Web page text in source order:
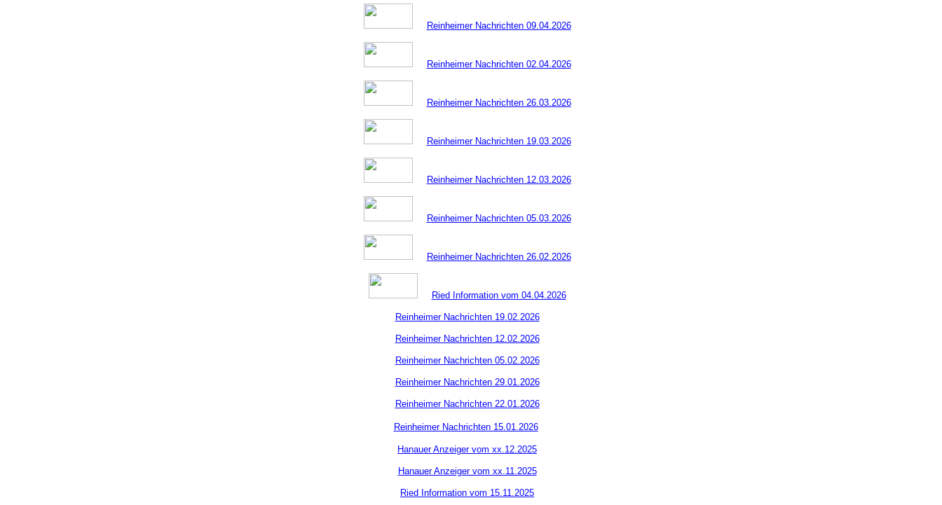
Reinheimer Nachrichten 09.04.2026
Reinheimer Nachrichten 02.04.2026
Reinheimer Nachrichten 26.03.2026
Reinheimer Nachrichten 19.03.2026
Reinheimer Nachrichten 12.03.2026
Reinheimer Nachrichten 05.03.2026
Reinheimer Nachrichten 26.02.2026
Ried Information vom 04.04.2026
Reinheimer Nachrichten 19.02.2026
Reinheimer Nachrichten 12.02.2026
Reinheimer Nachrichten 05.02.2026
Reinheimer Nachrichten 29.01.2026
Reinheimer Nachrichten 22.01.2026
Reinheimer Nachrichten 15.01.2026
Hanauer Anzeiger vom xx.12.2025
Hanauer Anzeiger vom xx.11.2025
Ried Information vom 15.11.2025